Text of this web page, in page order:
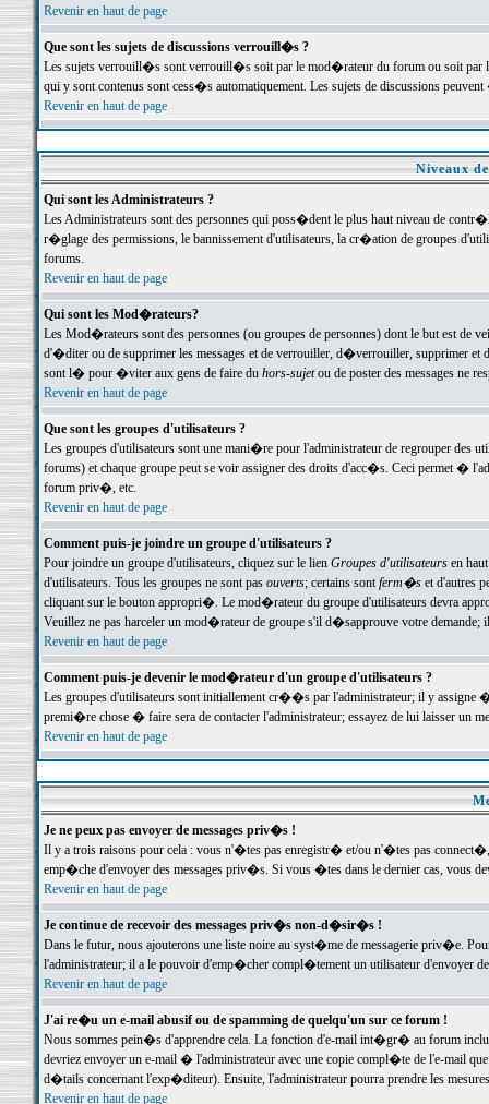
Revenir en haut de page
Que sont les sujets de discussions verrouill�s ?
Les sujets verrouill�s sont verrouill�s soit par le mod�rateur du forum ou soit par
qui y sont contenus sont cess�s automatiquement. Les sujets de discussions
Revenir en haut de page
Niveaux
Qui sont les Administrateurs ?
Les Administrateurs sont des personnes qui poss�dent le plus haut niveau de
r�glage des permissions, le bannissement d'utilisateurs, la cr�ation de groupes
forums.
Revenir en haut de page
Qui sont les Mod�rateurs?
Les Mod�rateurs sont des personnes (ou groupes de personnes) dont le but est de
d'�diter ou de supprimer les messages et de verrouiller, d�verrouiller, supprimer
sont l� pour �viter aux gens de faire du hors-sujetou de poster des messages ne
Revenir en haut de page
Que sont les groupes d'utilisateurs ?
Les groupes d'utilisateurs sont une mani�re pour l'administrateur de regrouper des
forums) et chaque groupe peut se voir assigner des droits d'acc�s. Ceci permet
forum priv�, etc.
Revenir en haut de page
Comment puis-je joindre un groupe d'utilisateurs ?
Pour joindre un groupe d'utilisateurs, cliquez sur le lien Groupes d'utilisateursen haut
d'utilisateurs. Tous les groupes ne sont pas ouverts; certains sontferm�set d'autres
cliquant sur le bouton appropri�. Le mod�rateur du groupe d'utilisateurs devra
Veuillez ne pas harceler un mod�rateur de groupe s'il d�sapprouve votre demande;
Revenir en haut de page
Comment puis-je devenir le mod�rateur d'un groupe d'utilisateurs ?
Les groupes d'utilisateurs sont initiallement cr��s par l'administrateur; il y
premi�re chose � faire sera de contacter l'administrateur; essayez de lui laisser un
Revenir en haut de page
Je ne peux pas envoyer de messages priv�s !
Il y a trois raisons pour cela : vous n'�tes pas enregistr� et/ou n'�tes pas
emp�che d'envoyer des messages priv�s. Si vous �tes dans le dernier cas, vous
Revenir en haut de page
Je continue de recevoir des messages priv�s non-d�sir�s !
Dans le futur, nous ajouterons une liste noire au syst�me de messagerie priv�e.
l'administrateur; il a le pouvoir d'emp�cher compl�tement un utilisateur d'envoyer
Revenir en haut de page
J'ai re�u un e-mail abusif ou de spamming de quelqu'un sur ce forum !
Nous sommes pein�s d'apprendre cela. La fonction d'e-mail int�gr� au forum inclut
devriez envoyer un e-mail � l'administrateur avec une copie compl�te de l'e-mail
d�tails concernant l'exp�diteur). Ensuite, l'administrateur pourra prendre les
Revenir en haut de page